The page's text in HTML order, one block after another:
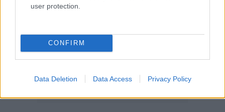
user protection.
CONFIRM
Data Deletion Data Access Privacy Policy